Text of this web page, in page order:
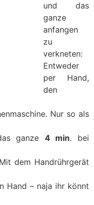
und das
ganze
anfangen
zu
verkneten:
Entweder
per Hand,
den
Nur so als
ganze 4 min. bei
dem Handrührgerät
Hand – naja ihr könnt